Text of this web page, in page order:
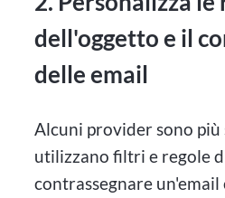
dell'oggetto e il
delle email
Alcuni provider sono
utilizzano filtri e regole
contrassegnare un'email